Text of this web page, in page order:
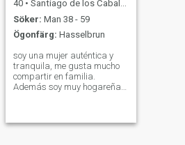
40 • Santiago de los Caballeros, Santiago, Dominikanska Rep.
Söker: Man 38 - 59
Ögonfärg: Hasselbrun
soy una mujer auténtica y
tranquila, me gusta mucho
compartir en familia.
Además soy muy hogareña,